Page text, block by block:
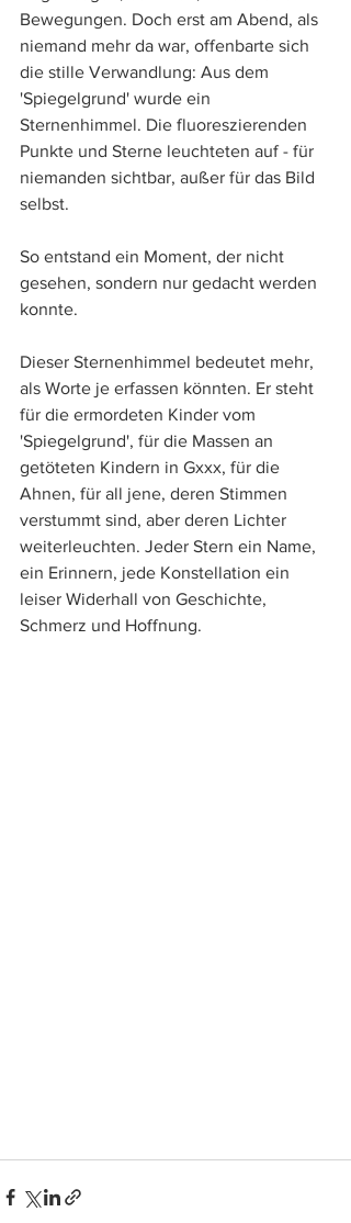
Bewegungen. Doch erst am Abend, als
niemand mehr da war, offenbarte sich
die stille Verwandlung: Aus dem
'Spiegelgrund' wurde ein
Sternenhimmel. Die fluoreszierenden
Punkte und Sterne leuchteten auf - für
niemanden sichtbar, außer für das Bild
selbst.
So entstand ein Moment, der nicht
gesehen, sondern nur gedacht werden
konnte.
Dieser Sternenhimmel bedeutet mehr,
als Worte je erfassen könnten. Er steht
für die ermordeten Kinder vom
'Spiegelgrund', für die Massen an
getöteten Kindern in Gxxx, für die
Ahnen, für all jene, deren Stimmen
verstummt sind, aber deren Lichter
weiterleuchten. Jeder Stern ein Name,
ein Erinnern, jede Konstellation ein
leiser Widerhall von Geschichte,
Schmerz und Hoffnung.